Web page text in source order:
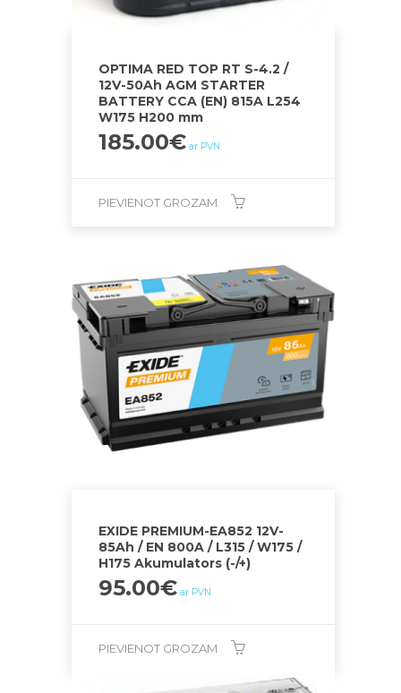
OPTIMA RED TOP RT S-4.2 /
12V-50Ah AGM STARTER
BATTERY CCA (EN) 815A L254
W175 H200 mm
185.00€ ar PVN
PIEVIENOT GROZAM
EXIDE PREMIUM-EA852 12V-
85Ah / EN 800A / L315 / W175 /
H175 Akumulators (-/+)
95.00€ ar PVN
PIEVIENOT GROZAM